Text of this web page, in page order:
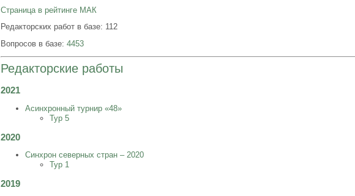
Страница в рейтинге МАК
Редакторских работ в базе: 112
Вопросов в базе:4453
Редакторские работы
2021
Асинхронный турнир «48»
Тур 5
2020
Синхрон северных стран – 2020
Тур 1
2019